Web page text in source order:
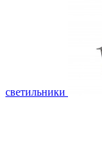
светильники